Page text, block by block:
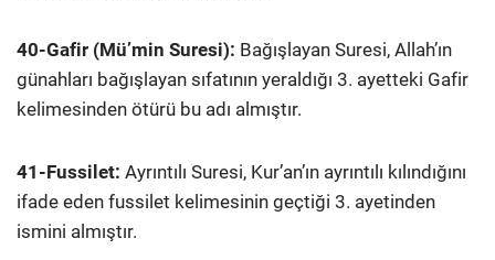
40-Gafir (Mü’min Suresi): Bağışlayan Suresi, Allah’ın
günahları bağışlayan sıfatının yeraldığı 3. ayetteki Gafir
kelimesinden ötürü bu adı almıştır.
41-Fussilet: Ayrıntılı Suresi, Kur’an’ın ayrıntılı kılındığını
ifade eden fussilet kelimesinin geçtiği 3. ayetinden
ismini almıştır.